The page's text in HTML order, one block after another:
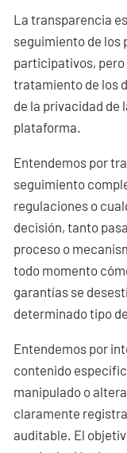
La transparencia
seguimiento de los
participativos, pero
tratamiento de los
de la privacidad de
plataforma.
Entendemos por
seguimiento
regulaciones o
decisión, tanto
proceso o
todo momento
garantías se
determinado tipo
Entendemos por
contenido
manipulado o
claramente
auditable. El